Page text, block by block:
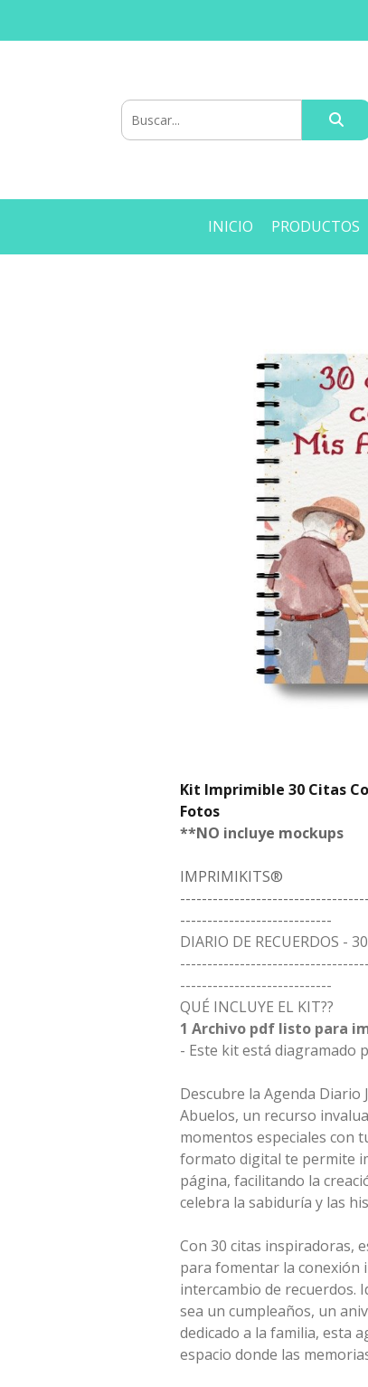
INICIO PRODUCTOS
Kit Imprimible 30 Citas
Fotos
**NO incluye mockups
IMPRIMIKITS®
----------------------------
DIARIO DE RECUERDOS -
----------------------------
QUÉ INCLUYE EL KIT??
1 Archivo pdf listo para
- Este kit está diagramado
Descubre la Agenda Diario
Abuelos, un recurso
momentos especiales con
formato digital te permite
página, facilitando la
celebra la sabiduría y las
Con 30 citas inspiradoras,
para fomentar la conexión
intercambio de recuerdos.
sea un cumpleaños, un
dedicado a la familia, esta
espacio donde las